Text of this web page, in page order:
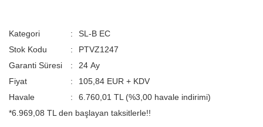
Kategori
SL-B EC
Stok Kodu
PTVZ1247
Garanti Süresi
24 Ay
Fiyat
105,84 EUR + KDV
Havale
6.760,01 TL (%3,00 havale indirimi)
*6.969,08 TL den başlayan taksitlerle!!